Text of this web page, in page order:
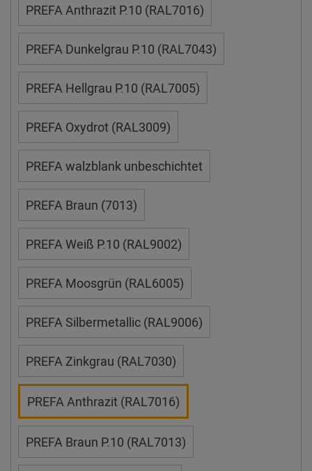
PREFA Anthrazit P.10 (RAL7016)
PREFA Dunkelgrau P.10 (RAL7043)
PREFA Hellgrau P.10 (RAL7005)
PREFA Oxydrot (RAL3009)
PREFA walzblank unbeschichtet
PREFA Braun (7013)
PREFA Weiß P.10 (RAL9002)
PREFA Moosgrün (RAL6005)
PREFA Silbermetallic (RAL9006)
PREFA Zinkgrau (RAL7030)
PREFA Anthrazit (RAL7016)
PREFA Braun P.10 (RAL7013)